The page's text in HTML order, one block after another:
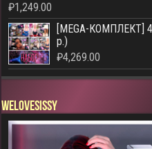
₽1,249.00
[MEGA-КОМПЛЕКТ]
р.)
₽4,269.00
WELOVESISSY